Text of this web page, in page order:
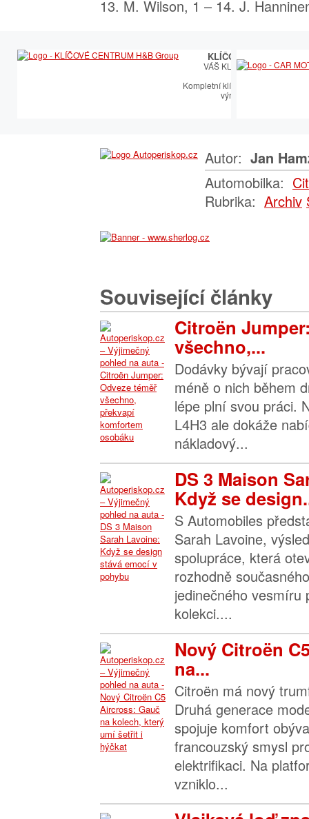
13. M. Wilson, 1 – 14. J.
KLÍČOVÉ CENTRUM
VÁŠ KLÍČOVÝ PARTNER
Kompletní klíčařský sortiment
výroby autoklíčů
Autor: Jan
Automobilka:
Rubrika: Archiv
Související články
Citroën
všechno,...
Dodávky bývají
méně o nich během
lépe plní svou práci.
L4H3 ale dokáže
nákladový...
DS 3 Maison
Když se
S Automobiles
Sarah Lavoine,
spolupráce, která
rozhodně
jedinečného vesmíru
kolekci....
Nový Citroën
na...
Citroën má nový
Druhá generace
spojuje komfort
francouzský smysl
elektrifikaci. Na
vzniklo...